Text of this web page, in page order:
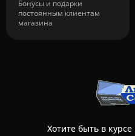
Бонусы и подарки
постоянным клиентам
магазина
Хотите быть в